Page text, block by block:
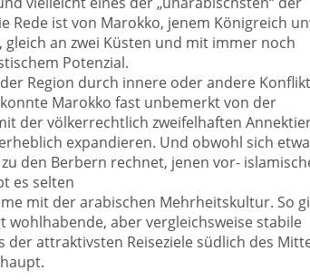
Rede ist von Marokko, jenem Königreich
gleich an zwei Küsten und mit immer noch
Potenzial.
Region durch innere oder andere
Marokko fast unbemerkt von der
der völkerrechtlich zweifelhaften
expandieren. Und obwohl sich
den Berbern rechnet, jenen vor-
es selten
mit der arabischen Mehrheitskultur. So
wohlhabende, aber vergleichsweise stabile
der attraktivsten Reiseziele südlich des